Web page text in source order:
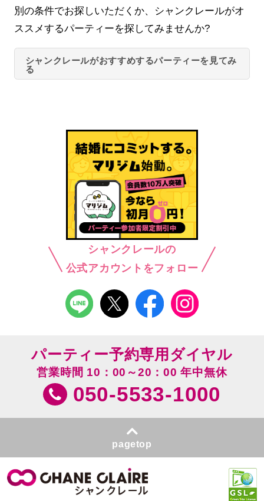
別の条件でお探しいただくか、シャンクレールがオ
ススメするパーティーを探してみませんか?
シャンクレールがおすすめするパーティーを見てみ
る
シャンクレールの
公式アカウントをフォロー
パーティー予約専用ダイヤル
営業時間 10：00～20：00 年中無休
050-5533-1000
pagetop